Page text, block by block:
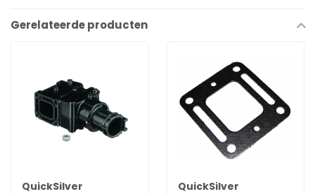
Gerelateerde producten
QuickSilver
QuickSilver